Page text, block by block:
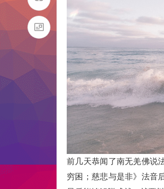
前几天恭闻了南无羌佛说
穷困；慈悲与是非》法音